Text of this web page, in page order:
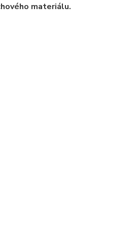
materiálu.